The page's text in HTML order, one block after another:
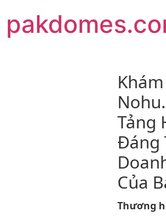
Tảng
Đáng
Của
Thương